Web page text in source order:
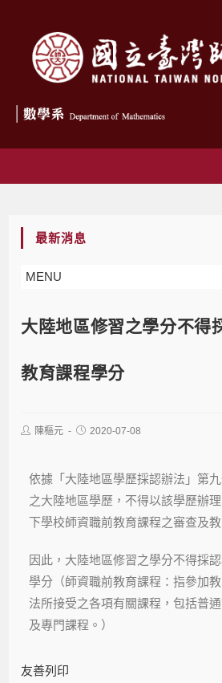
最新消息
MENU
大陸地區修習之學分不得
教育課程學分
陳樞元 2020-07-08
依據「大陸地區學歷採認辦法」第
之大陸地區學歷，不得以該學歷辦
下學校師資職前教育課程之審查及
因此，大陸地區修習之學分不得採
學分（師資職前教育課程：指參加
法所接受之各項有關課程，包括普
及專門課程。）
友善列印